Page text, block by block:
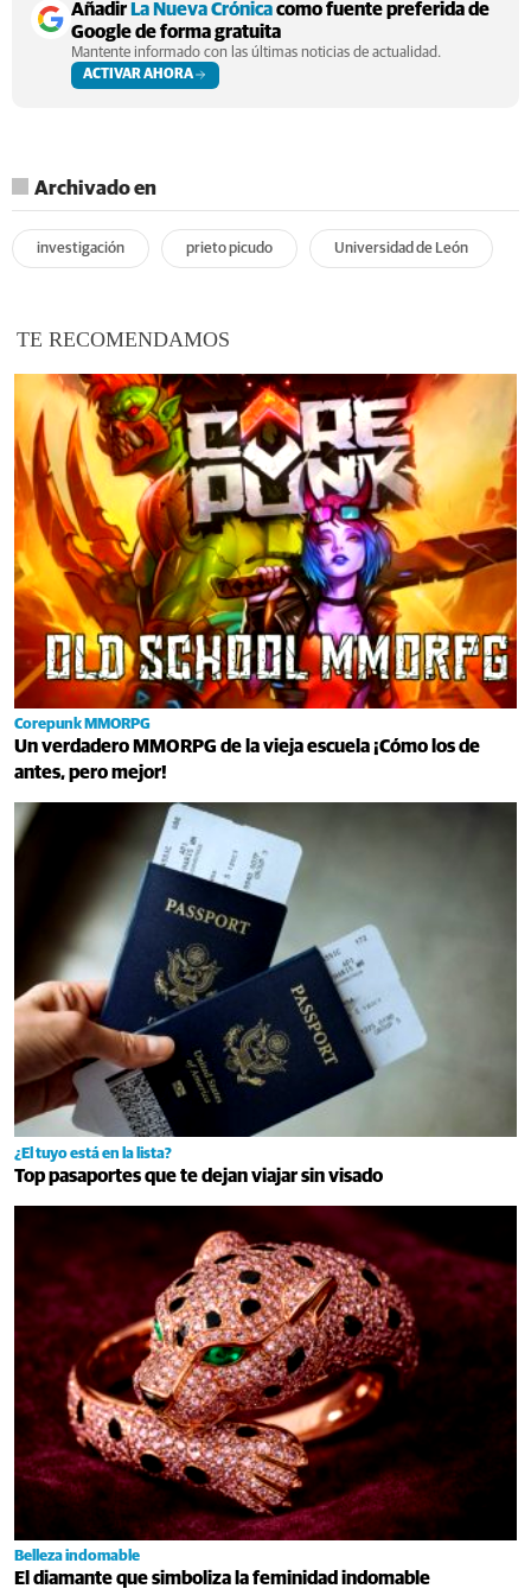
AñadirLa Nueva Crónicacomo fuente preferida de
Google de forma gratuita
Mantente informado con las últimas noticias de actualidad.
ACTIVAR AHORA
Archivado en
investigación prieto picudo Universidad de León
TE RECOMENDAMOS
Corepunk MMORPG
Un verdadero MMORPG de la vieja escuela ¡Cómo los de
antes, pero mejor!
¿El tuyo está en la lista?
Top pasaportes que te dejan viajar sin visado
Belleza indomable
El diamante que simboliza la feminidad indomable